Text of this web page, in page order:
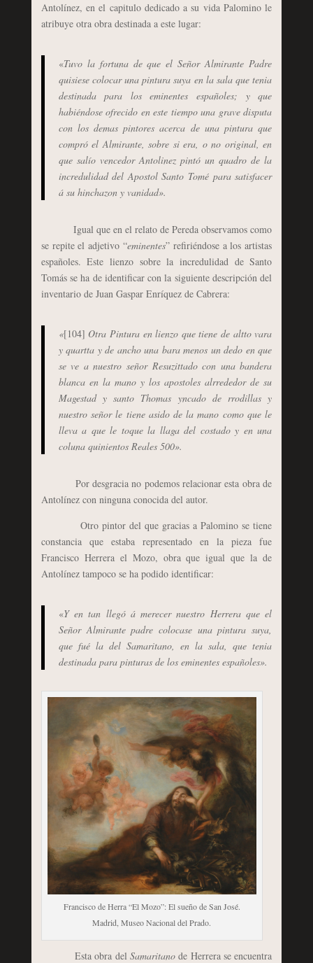
Antolínez, en el capitulo dedicado a su vida Palomino le
atribuye otra obra destinada a este lugar:
«Tuvo la fortuna de que el Señor Almirante Padre
quisiese colocar una pintura suya en la sala que tenia
destinada para los eminentes españoles; y que
habiéndose ofrecido en este tiempo una grave disputa
con los demas pintores acerca de una pintura que
compró el Almirante, sobre si era, o no original, en
que salío vencedor Antolinez pintó un quadro de la
incredulidad del Apostol Santo Tomé para satisfacer
á su hinchazon y vanidad».
Igual que en el relato de Pereda observamos como
se repite el adjetivo “eminentes” refiriéndose a los artistas
españoles. Este lienzo sobre la incredulidad de Santo
Tomás se ha de identificar con la siguiente descripción del
inventario de Juan Gaspar Enríquez de Cabrera:
«[104] Otra Pintura en lienzo que tiene de altto vara
y quartta y de ancho una bara menos un dedo en que
se ve a nuestro señor Resuzittado con una bandera
blanca en la mano y los apostoles alrrededor de su
Magestad y santo Thomas yncado de rrodillas y
nuestro señor le tiene asido de la mano como que le
lleva a que le toque la llaga del costado y en una
coluna quinientos Reales 500».
Por desgracia no podemos relacionar esta obra de
Antolínez con ninguna conocida del autor.
Otro pintor del que gracias a Palomino se tiene
constancia que estaba representado en la pieza fue
Francisco Herrera el Mozo, obra que igual que la de
Antolínez tampoco se ha podido identificar:
«Y en tan llegó á merecer nuestro Herrera que el
Señor Almirante padre colocase una pintura suya,
que fué la del Samaritano, en la sala, que tenia
destinada para pinturas de los eminentes españoles».
Francisco de Herra “El Mozo”: El sueño de San José.
Madrid, Museo Nacional del Prado.
Esta obra del Samaritanode Herrera se encuentra